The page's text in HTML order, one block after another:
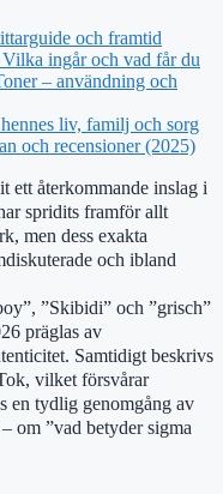
och framtid
ingår och vad får du
– användning och
liv, familj och sorg
och recensioner (2025)
ett återkommande inslag i
spridits framför allt
men dess exakta
och ibland
”Skibidi” och ”grisch”
präglas av
Samtidigt beskrivs
vilket försvårar
en tydlig genomgång av
om ”vad betyder sigma